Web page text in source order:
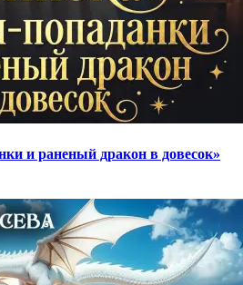
и раненый дракон в довесок»